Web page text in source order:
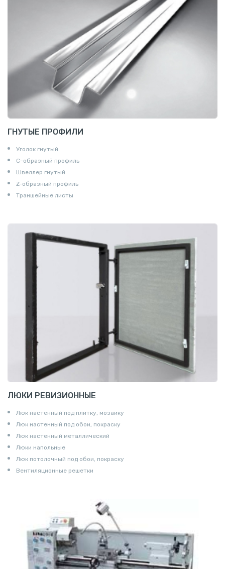
ГНУТЫЕ ПРОФИЛИ
Уголок гнутый
С-образный профиль
Швеллер гнутый
Z-образный профиль
Траншейные листы
ЛЮКИ РЕВИЗИОННЫЕ
Люк настенный под плитку, мозаику
Люк настенный под обои, покраску
Люк настенный металлический
Люки напольные
Люк потолочный под обои, покраску
Вентиляционные решетки